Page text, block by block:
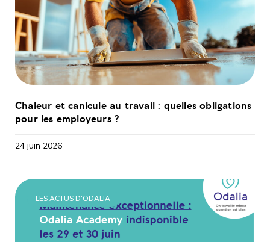
Chaleur et canicule au travail : quelles obligations
pour les employeurs ?
24 juin 2026
LES ACTUS D'ODALIA